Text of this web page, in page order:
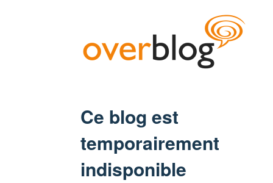
Ce blog est
temporairement
indisponible